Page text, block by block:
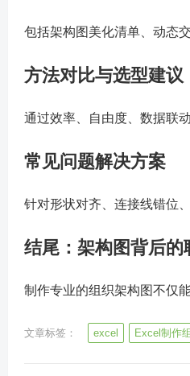
包括架构图美化清单、动态
方法对比与选型建议
通过效率、自由度、数据联
常见问题解决方案
针对形状对齐、连接线错位
结尾：架构图背后的
制作专业的组织架构图不仅
文章标签： excel Excel制作